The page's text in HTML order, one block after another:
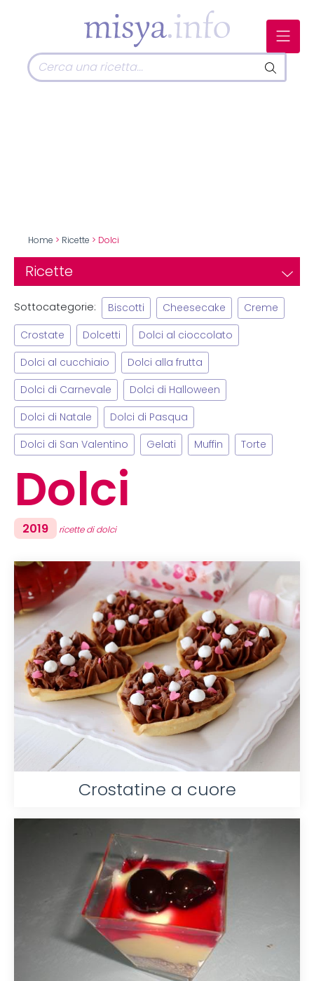
Home > Ricette > Dolci
Ricette
Sottocategorie: Biscotti Cheesecake Creme
Crostate Dolcetti Dolci al cioccolato
Dolci al cucchiaio Dolci alla frutta
Dolci di Carnevale Dolci di Halloween
Dolci di Natale Dolci di Pasqua
Dolci di San Valentino Gelati Muffin Torte
Dolci
2019 ricette di dolci
Crostatine a cuore